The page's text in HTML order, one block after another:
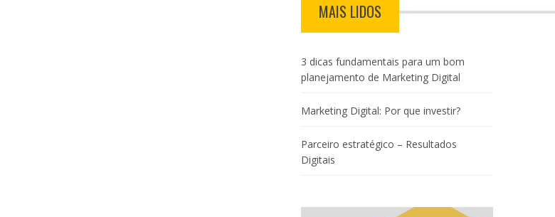
MAIS LIDOS
3 dicas fundamentais para um bom
planejamento de Marketing Digital
Marketing Digital: Por que investir?
Parceiro estratégico – Resultados
Digitais